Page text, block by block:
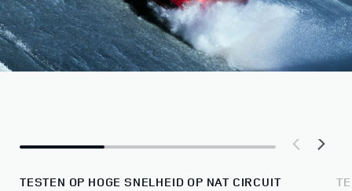
TESTEN OP HOGE SNELHEID OP NAT CIRCUIT